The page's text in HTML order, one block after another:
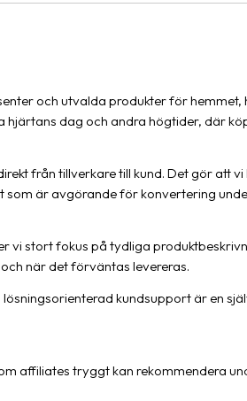
och utvalda produkter för
dag och andra högtider, där
från tillverkare till kund. Det gör att
är avgörande för konvertering
stort fokus på tydliga
när det förväntas levereras.
kundsupport är en
affiliates tryggt kan rekommendera